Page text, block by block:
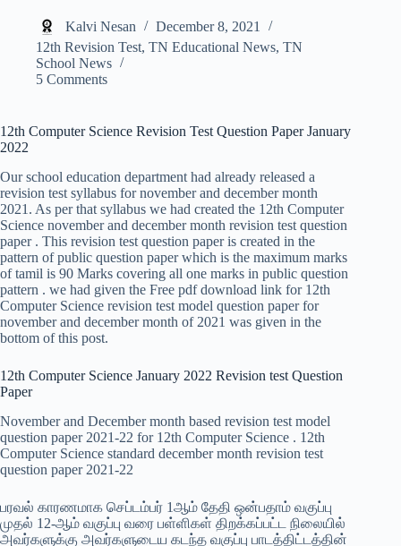
Kalvi Nesan
December 8, 2021
12th Revision Test, TN Educational News, TN
School News
5 Comments
12th Computer Science Revision Test Question Paper January
2022
Our school education department had already released a
revision test syllabus for november and december month
2021. As per that syllabus we had created the 12th Computer
Science november and december month revision test question
paper . This revision test question paper is created in the
pattern of public question paper which is the maximum marks
of tamil is 90 Marks covering all one marks in public question
pattern . we had given the Free pdf download link for 12th
Computer Science revision test model question paper for
november and december month of 2021 was given in the
bottom of this post.
12th Computer Science January 2022 Revision test Question
Paper
November and December month based revision test model
question paper 2021-22 for 12th Computer Science . 12th
Computer Science standard december month revision test
question paper 2021-22
பரவல் காரணமாக செப்டம்பர் 1ஆம் தேதி ஒன்பதாம் வகுப்பு
முதல் 12-ஆம் வகுப்பு வரை பள்ளிகள் திறக்கப்பட்ட நிலையில்
அவர்களுக்கு அவர்களுடைய கடந்த வகுப்பு பாடத்திட்டத்தின்